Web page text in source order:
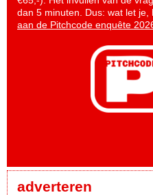
dan 5 minuten. Dus: wat let je,
aan de Pitchcode enquête
adverteren